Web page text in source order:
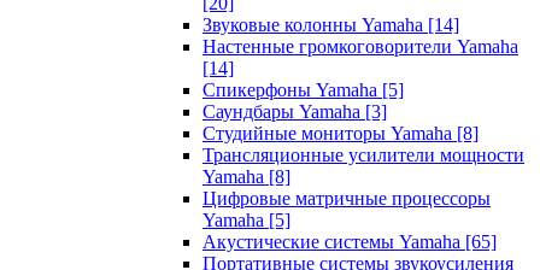
Звуковые колонны Yamaha [14]
Настенные громкоговорители Yamaha
[14]
Спикерфоны Yamaha [5]
Саундбары Yamaha [3]
Студийные мониторы Yamaha [8]
Трансляционные усилители мощности
Yamaha [8]
Цифровые матричные процессоры
Yamaha [5]
Акустические системы Yamaha [65]
Портативные системы звукоусиления